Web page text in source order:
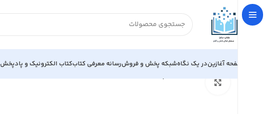
صفحه آغازیندر یک نگاهشبکه پخش و فروشرسانه معرفی کتابکتاب الکترونیک و پادپخش
بزرگنمایی تصویر